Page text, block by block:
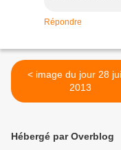
Répondre
< image du jour 28 juillet
2013
Hébergé par Overblog